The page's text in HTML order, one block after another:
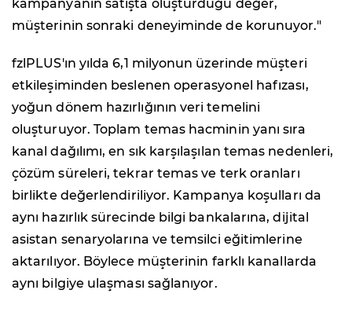
kampanyanın satışta oluşturduğu değer,
müşterinin sonraki deneyiminde de korunuyor."
fzlPLUS'ın yılda 6,1 milyonun üzerinde müşteri
etkileşiminden beslenen operasyonel hafızası,
yoğun dönem hazırlığının veri temelini
oluşturuyor. Toplam temas hacminin yanı sıra
kanal dağılımı, en sık karşılaşılan temas nedenleri,
çözüm süreleri, tekrar temas ve terk oranları
birlikte değerlendiriliyor. Kampanya koşulları da
aynı hazırlık sürecinde bilgi bankalarına, dijital
asistan senaryolarına ve temsilci eğitimlerine
aktarılıyor. Böylece müşterinin farklı kanallarda
aynı bilgiye ulaşması sağlanıyor.